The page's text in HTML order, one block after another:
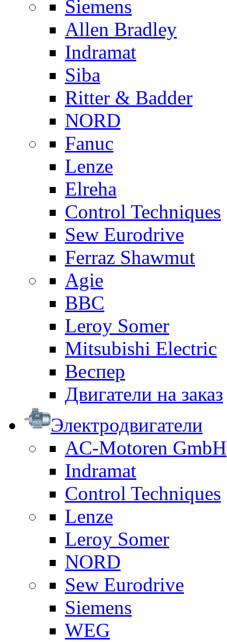
Siemens
Allen Bradley
Indramat
Siba
Ritter & Badder
NORD
Fanuc
Lenze
Elreha
Control Techniques
Sew Eurodrive
Ferraz Shawmut
Agie
BBC
Leroy Somer
Mitsubishi Electric
Веспер
Двигатели на заказ
Электродвигатели
AC-Motoren GmbH
Indramat
Control Techniques
Lenze
Leroy Somer
NORD
Sew Eurodrive
Siemens
WEG